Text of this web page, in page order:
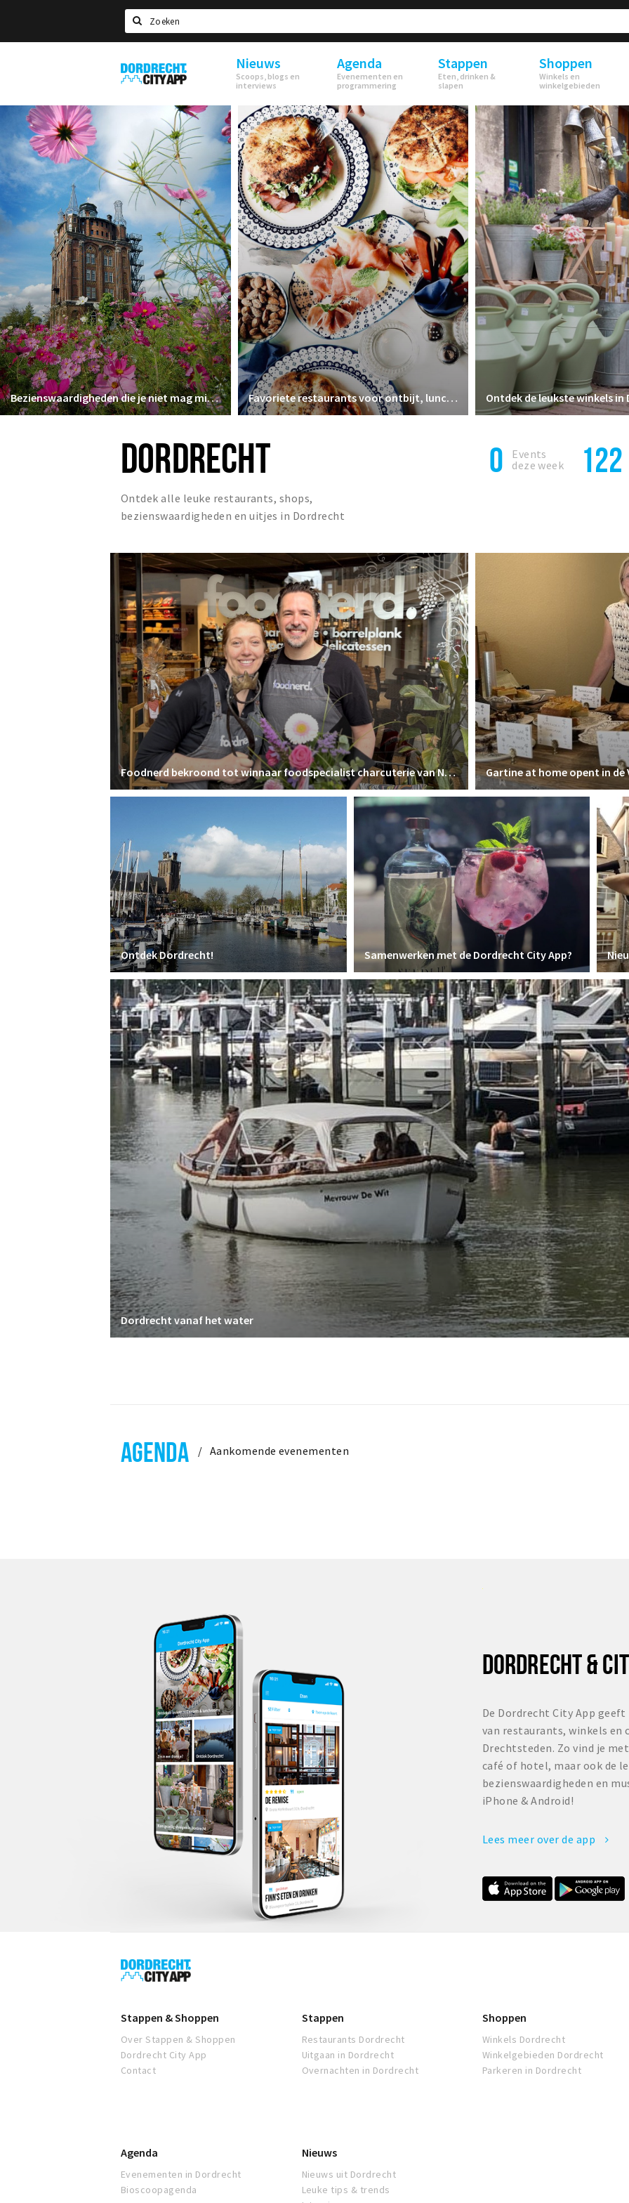
Zoeken
Dordrecht
City
Nieuws
Scoops, blogs en
interviews
Agenda
Evenementen en
programmering
Stappen
Eten, drinken &
slapen
Shoppen
Winkels en
winkelgebieden
Bezienswaardigheden die je niet mag missen Favoriete restaurants voor ontbijt, lunch en diner Ontdek de leukste winkels
DORDRECHT
Ontdek alle leuke restaurants, shops,
bezienswaardigheden en uitjes in Dordrecht
0
Events
deze week
122
Foodnerd bekroond tot winnaar foodspecialist charcuterie van Nederland Gartine at home opent in
Ontdek Dordrecht! Samenwerken met de Dordrecht City App?
Dordrecht vanaf het water
AGENDA Aankomende evenementen
DORDRECHT &
De Dordrecht City App
van restaurants, winkels en
Drechtsteden. Zo vind je
café of hotel, maar ook de
bezienswaardigheden en
iPhone & Android!
Lees meer over de app
Dordrecht
City
Stappen & Shoppen
Over Stappen & Shoppen
Dordrecht City App
Contact
Stappen
Restaurants Dordrecht
Uitgaan in Dordrecht
Overnachten in Dordrecht
Shoppen
Winkels Dordrecht
Winkelgebieden Dordrecht
Parkeren in Dordrecht
Agenda
Evenementen in Dordrecht
Bioscoopagenda
Nieuws
Nieuws uit Dordrecht
Leuke tips & trends